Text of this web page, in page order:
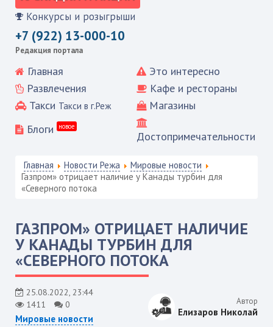
Конкурсы и розыгрыши
+7 (922) 13-000-10
Редакция портала
Главная
Это интересно
Развлечения
Кафе и рестораны
Такси Такси в г.Реж
Магазины
Блоги
новое
Достопримечательности
Главная Новости Режа
Мировые новости
Газпром» отрицает наличие у Канады турбин для
«Северного потока
ГАЗПРОМ» ОТРИЦАЕТ НАЛИЧИЕ
У КАНАДЫ ТУРБИН ДЛЯ
«СЕВЕРНОГО ПОТОКА
25.08.2022, 23:44
1411
0
Мировые новости
Автор
Елизаров Николай